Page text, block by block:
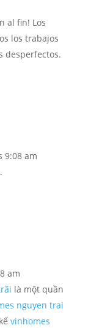
al fin! Los
los trabajos
desperfectos.
9:08 am
am
là một quần
nguyen trai
vinhomes